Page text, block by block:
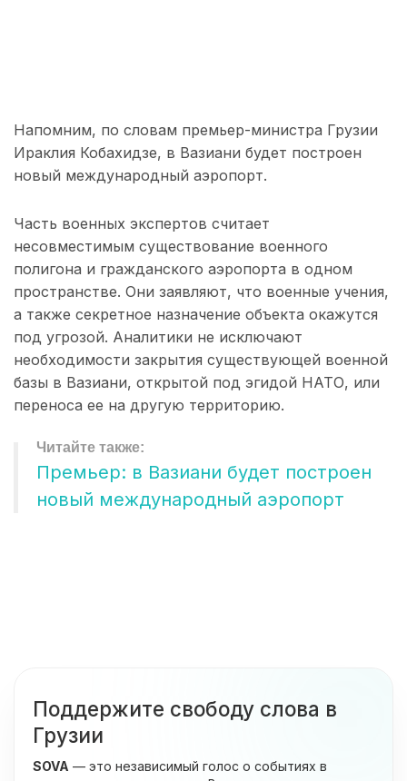
Напомним, по словам премьер-министра Грузии
Ираклия Кобахидзе, в Вазиани будет построен
новый международный аэропорт.
Часть военных экспертов считает
несовместимым существование военного
полигона и гражданского аэропорта в одном
пространстве. Они заявляют, что военные учения,
а также секретное назначение объекта окажутся
под угрозой. Аналитики не исключают
необходимости закрытия существующей военной
базы в Вазиани, открытой под эгидой НАТО, или
переноса ее на другую территорию.
Премьер: в Вазиани будет построен
новый международный аэропорт
Поддержите свободу слова в
Грузии
SOVA — это независимый голос о событиях в